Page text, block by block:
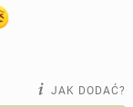
JAK DODAĆ?